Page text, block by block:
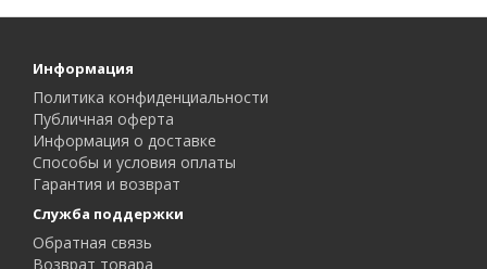
Информация
Политика конфиденциальности
Публичная оферта
Информация о доставке
Способы и условия оплаты
Гарантия и возврат
Служба поддержки
Обратная связь
Возврат товара